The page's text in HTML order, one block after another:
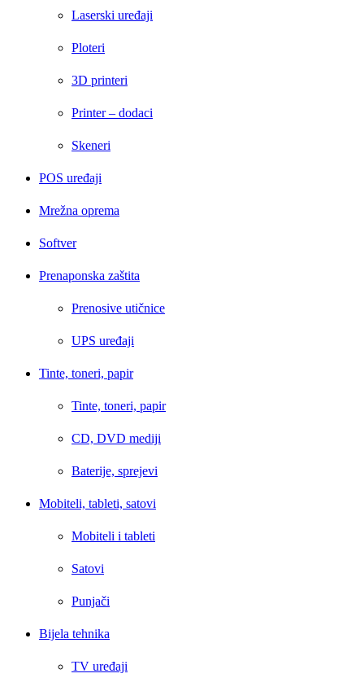
Laserski uređaji
Ploteri
3D printeri
Printer – dodaci
Skeneri
POS uređaji
Mrežna oprema
Softver
Prenaponska zaštita
Prenosive utičnice
UPS uređaji
Tinte, toneri, papir
Tinte, toneri, papir
CD, DVD mediji
Baterije, sprejevi
Mobiteli, tableti, satovi
Mobiteli i tableti
Satovi
Punjači
Bijela tehnika
TV uređaji